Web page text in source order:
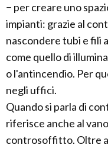
− per creare uno
impianti: grazie al
nascondere tubi e fili
come quello di
o l'antincendio. Per
negli uffici.
Quando si parla di
riferisce anche al
controsoffitto. Oltre